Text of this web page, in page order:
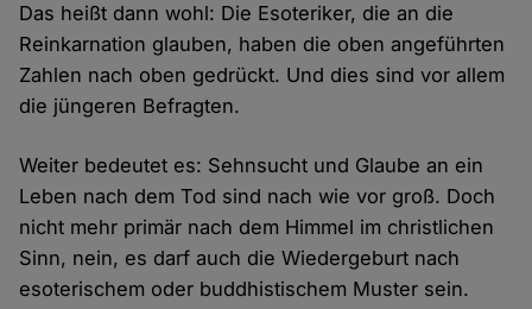
Das heißt dann wohl: Die Esoteriker, die an die
Reinkarnation glauben, haben die oben angeführten
Zahlen nach oben gedrückt. Und dies sind vor allem
die jüngeren Befragten.
Weiter bedeutet es: Sehnsucht und Glaube an ein
Leben nach dem Tod sind nach wie vor groß. Doch
nicht mehr primär nach dem Himmel im christlichen
Sinn, nein, es darf auch die Wiedergeburt nach
esoterischem oder buddhistischem Muster sein.